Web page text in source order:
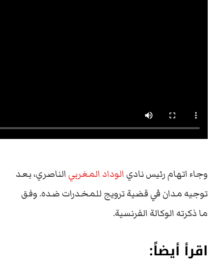
وجاء اتهام رئيس ناديالوداد المغربيالناصري، بعد
توجيه مدان في قضية ترويج للمخدرات ضده. وفق
ما ذكرته الوكالة الفرنسية.
اقرأ أيضاً: